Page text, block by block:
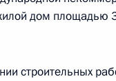
Президента в
дом площадью
строительных